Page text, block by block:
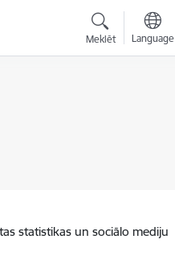
Meklēt Language
statistikas un sociālo mediju